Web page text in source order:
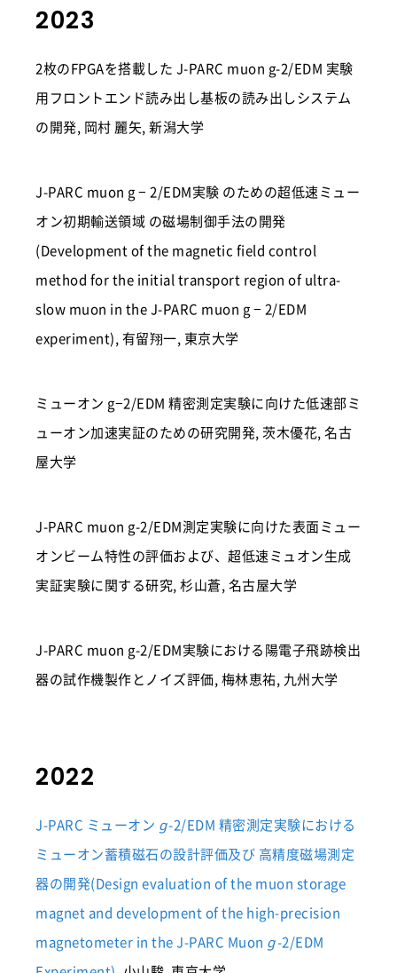
2023
2枚のFPGAを搭載した J-PARC muon g-2/EDM 実験
用フロントエンド読み出し基板の読み出しシステム
の開発, 岡村 麗矢, 新潟大学
J-PARC muon g − 2/EDM実験 のための超低速ミュー
オン初期輸送領域 の磁場制御手法の開発
(Development of the magnetic field control
method for the initial transport region of ultra-
slow muon in the J-PARC muon g − 2/EDM
experiment), 有留翔一, 東京大学
ミューオン g−2/EDM 精密測定実験に向けた低速部ミ
ューオン加速実証のための研究開発, 茨木優花, 名古
屋大学
J-PARC muon g-2/EDM測定実験に向けた表面ミュー
オンビーム特性の評価および、超低速ミュオン生成
実証実験に関する研究, 杉山蒼, 名古屋大学
J-PARC muon g-2/EDM実験における陽電子飛跡検出
器の試作機製作とノイズ評価, 梅林恵祐, 九州大学
2022
J-PARC ミューオン g-2/EDM 精密測定実験における
ミューオン蓄積磁石の設計評価及び 高精度磁場測定
器の開発(Design evaluation of the muon storage
magnet and development of the high-precision
magnetometer in the J-PARC Muon g-2/EDM